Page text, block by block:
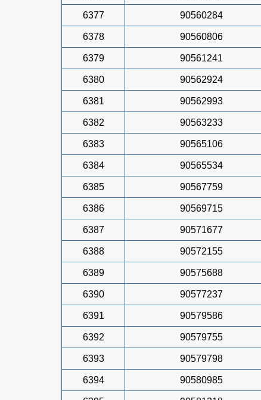
6377 90560284
6378 90560806
6379 90561241
6380 90562924
6381 90562993
6382 90563233
6383 90565106
6384 90565534
6385 90567759
6386 90569715
6387 90571677
6388 90572155
6389 90575688
6390 90577237
6391 90579586
6392 90579755
6393 90579798
6394 90580985